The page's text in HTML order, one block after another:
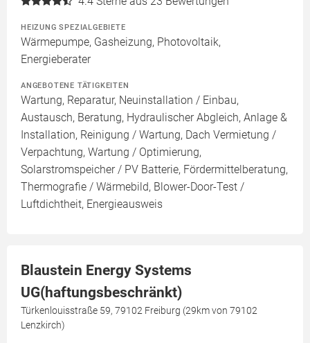
HEIZUNG SPEZIALGEBIETE
Wärmepumpe, Gasheizung, Photovoltaik,
Energieberater
ANGEBOTENE TÄTIGKEITEN
Wartung, Reparatur, Neuinstallation / Einbau,
Austausch, Beratung, Hydraulischer Abgleich, Anlage &
Installation, Reinigung / Wartung, Dach Vermietung /
Verpachtung, Wartung / Optimierung,
Solarstromspeicher / PV Batterie, Fördermittelberatung,
Thermografie / Wärmebild, Blower-Door-Test /
Luftdichtheit, Energieausweis
Blaustein Energy Systems
UG(haftungsbeschränkt)
Türkenlouisstraße 59, 79102 Freiburg (29km von 79102
Lenzkirch)